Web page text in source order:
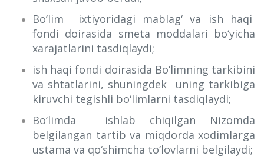
Bo‘lim ixtiyoridagi mablag‘ va ish haqi
fondi doirasida smeta moddalari bo‘yicha
xarajatlarini tasdiqlaydi;
ish haqi fondi doirasida Bo‘limning tarkibini
va shtatlarini, shuningdek uning tarkibiga
kiruvchi tegishli bo‘limlarni tasdiqlaydi;
Bo‘limda ishlab chiqilgan Nizomda
belgilangan tartib va miqdorda xodimlarga
ustama va qo‘shimcha to‘lovlarni belgilaydi;